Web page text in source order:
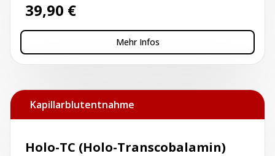
39,90 €
Mehr Infos
Kapillarblutentnahme
Holo-TC (Holo-Transcobalamin)